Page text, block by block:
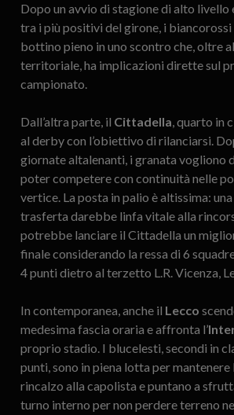
Dopo un avvio di stagione di alto livello
tra i più positivi del girone, i
bottino pieno in uno scontro che, oltre
territoriale, ha implicazioni dirette sul
campionato.
Dall’altra parte, il Cittadella, quarto in
al derby con l’obiettivo di rilanciarsi.
giornate altalenanti, i granata vogliono
poter competere con continuità nelle
vertice. La posta in palio è altissima:
trasferta darebbe linfa vitale alla
potrebbe lanciare il Cittadella un
finale considerando la ressa di 6
4 punti dietro al terzetto L.R. Vicenza,
In contemporanea, anche il Lecco
medesima fascia oraria e affronta l’
proprio stadio. I blucelesti, secondi in
punti, sono in piena lotta per mantenere
rincalzo alla capolista e puntano a
turno interno per non perdere terreno